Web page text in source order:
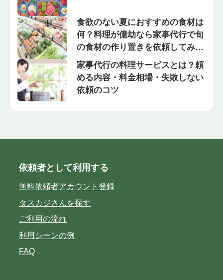
食欲のない夏におすすめの食材は
何？料理が億劫なら家事代行で旬
の食材の作り置きを依頼してみよ
う！
家事代行の料理サービスとは？頼
める内容・料金相場・失敗しない
依頼のコツ
依頼者として利用する
無料依頼者アカウント登録
タスカジさんを探す
ご利用の流れ
利用シーンの例
FAQ